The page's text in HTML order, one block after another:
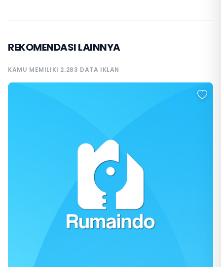
REKOMENDASI LAINNYA
KAMU MEMILIKI 2.283 DATA IKLAN